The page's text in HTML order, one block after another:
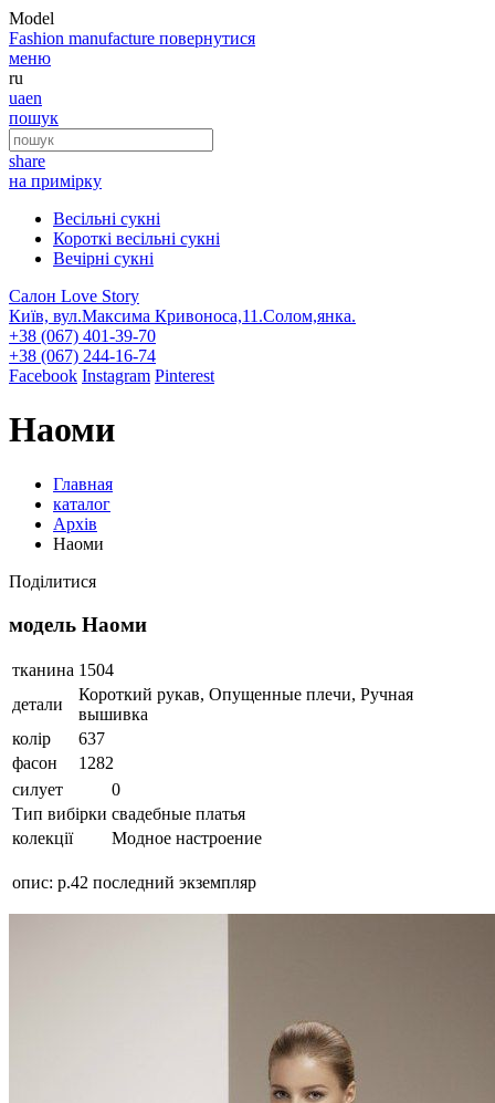
Model
Fashion manufacture повернутися
меню
ru
uaen
пошук
share
на примірку
Весільні сукні
Короткі весільні сукні
Вечірні сукні
Салон Love Story
Київ, вул.Максима Кривоноса,11.Солом,янка.
+38 (067) 401-39-70
+38 (067) 244-16-74
Facebook Instagram Pinterest
Наоми
Главная
каталог
Архів
Наоми
Поділитися
модель Наоми
тканина 1504
детали
Короткий рукав, Опущенные плечи, Ручная
вышивка
колір
637
фасон
1282
силует
0
Тип вибірки свадебные платья
колекції
Модное настроение
опис: р.42 последний экземпляр